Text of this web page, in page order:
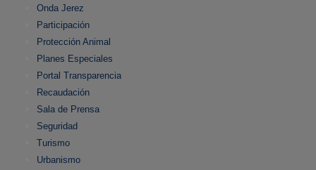
Onda Jerez
Participación
Protección Animal
Planes Especiales
Portal Transparencia
Recaudación
Sala de Prensa
Seguridad
Turismo
Urbanismo